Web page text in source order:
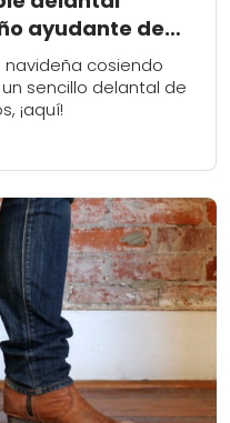
ayudante de
cosiendo
sencillo delantal de
¡aquí!